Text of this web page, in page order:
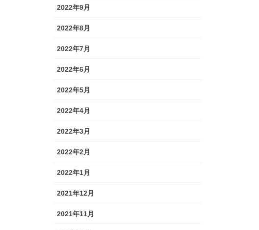
2022年9月
2022年8月
2022年7月
2022年6月
2022年5月
2022年4月
2022年3月
2022年2月
2022年1月
2021年12月
2021年11月